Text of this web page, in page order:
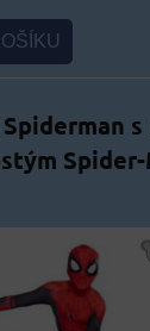
s
Spider-